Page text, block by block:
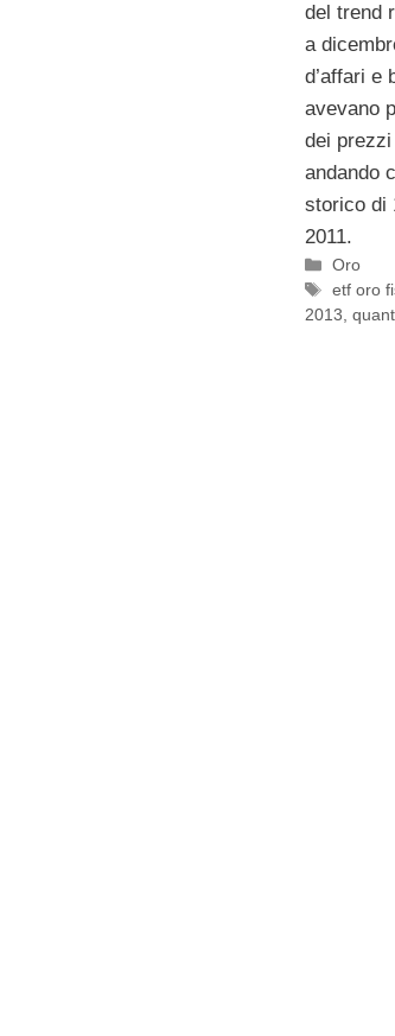
del trend
a
d’affari e
avevano
dei prezzi
andando
storico di
2011.
Categorie
Oro
Tag
etf oro
2013,